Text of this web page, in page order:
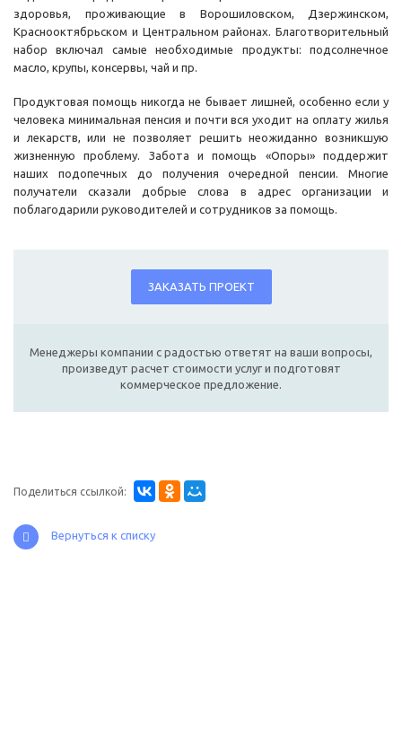
здоровья, проживающие в Ворошиловском, Дзержинском,
Краснооктябрьском и Центральном районах. Благотворительный
набор включал самые необходимые продукты: подсолнечное
масло, крупы, консервы, чай и пр.
Продуктовая помощь никогда не бывает лишней, особенно если у
человека минимальная пенсия и почти вся уходит на оплату жилья
и лекарств, или не позволяет решить неожиданно возникшую
жизненную проблему. Забота и помощь «Опоры» поддержит
наших подопечных до получения очередной пенсии. Многие
получатели сказали добрые слова в адрес организации и
поблагодарили руководителей и сотрудников за помощь.
ЗАКАЗАТЬ ПРОЕКТ
Менеджеры компании с радостью ответят на ваши вопросы,
произведут расчет стоимости услуг и подготовят
коммерческое предложение.
Поделиться ссылкой:
Вернуться к списку